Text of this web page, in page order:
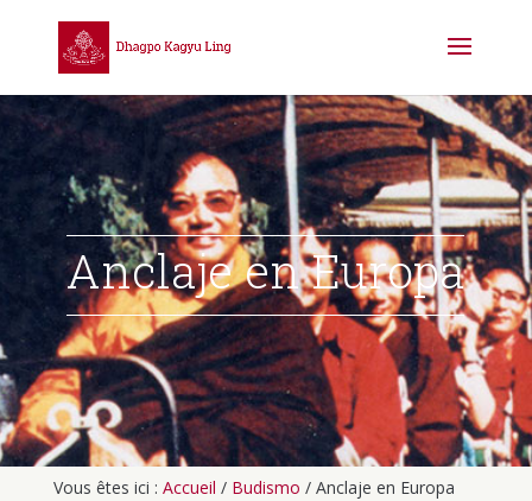
Anclaje en Europa
Vous êtes ici : Accueil / Budismo / Anclaje en Europa